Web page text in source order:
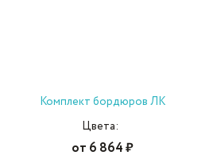
Комплект бордюров ЛК
Цвета:
от 6 864 ₽